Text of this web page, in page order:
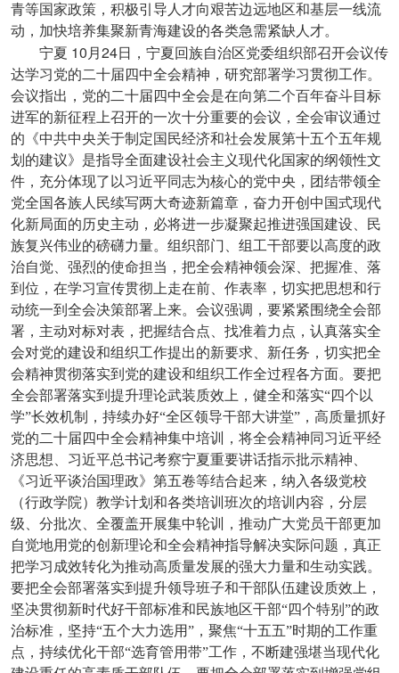
青等国家政策，积极引导人才向艰苦边远地区和基层一线流
动，加快培养集聚新青海建设的各类急需紧缺人才。
宁夏 10 月 24日，宁夏回族自治区党委组织部召开会议传
达学习党的二十届四中全会精神，研究部署学习贯彻工作。
会议指出，党的二十届四中全会是在向第二个百年奋斗目标
进军的新征程上召开的一次十分重要的会议，全会审议通过
的《中共中央关于制定国民经济和社会发展第十五个五年规
划的建议》是指导全面建设社会主义现代化国家的纲领性文
件，充分体现了以习近平同志为核心的党中央，团结带领全
党全国各族人民续写两大奇迹新篇章，奋力开创中国式现代
化新局面的历史主动，必将进一步凝聚起推进强国建设、民
族复兴伟业的磅礴力量。组织部门、组工干部要以高度的政
治自觉、强烈的使命担当，把全会精神领会深、把握准、落
到位，在学习宣传贯彻上走在前、作表率，切实把思想和行
动统一到全会决策部署上来。会议强调，要紧紧围绕全会部
署，主动对标对表，把握结合点、找准着力点，认真落实全
会对党的建设和组织工作提出的新要求、新任务，切实把全
会精神贯彻落实到党的建设和组织工作全过程各方面。要把
全会部署落实到提升理论武装质效上，健全和落实“四个以
学”长效机制，持续办好“全区领导干部大讲堂”，高质量抓好
党的二十届四中全会精神集中培训，将全会精神同习近平经
济思想、习近平总书记考察宁夏重要讲话指示批示精神、
《习近平谈治国理政》第五卷等结合起来，纳入各级党校
（行政学院）教学计划和各类培训班次的培训内容，分层
级、分批次、全覆盖开展集中轮训，推动广大党员干部更加
自觉地用党的创新理论和全会精神指导解决实际问题，真正
把学习成效转化为推动高质量发展的强大力量和生动实践。
要把全会部署落实到提升领导班子和干部队伍建设质效上，
坚决贯彻新时代好干部标准和民族地区干部“四个特别”的政
治标准，坚持“五个大力选用”，聚焦“十五五”时期的工作重
点，持续优化干部“选育管用带”工作，不断建强堪当现代化